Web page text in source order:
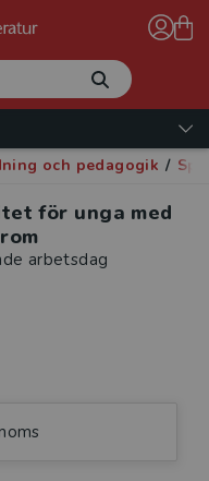
och pedagogik /
för unga med
arbetsdag